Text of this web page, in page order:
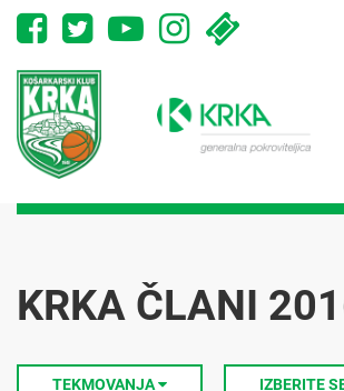
KRKA ČLANI
TEKMOVANJA IZBERITE